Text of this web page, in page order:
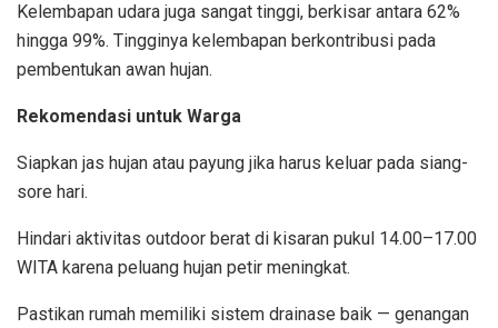
Kelembapan udara juga sangat tinggi, berkisar antara 62%
hingga 99%. Tingginya kelembapan berkontribusi pada
pembentukan awan hujan.
Rekomendasi untuk Warga
Siapkan jas hujan atau payung jika harus keluar pada siang-
sore hari.
Hindari aktivitas outdoor berat di kisaran pukul 14.00–17.00
WITA karena peluang hujan petir meningkat.
Pastikan rumah memiliki sistem drainase baik — genangan